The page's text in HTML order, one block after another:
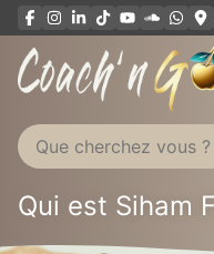
Aller
au
Qui est Siham